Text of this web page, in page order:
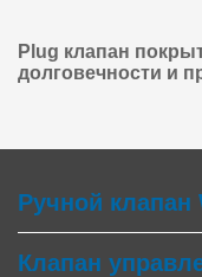
Plug клапан
долговечности и
Ручной клапан
Клапан